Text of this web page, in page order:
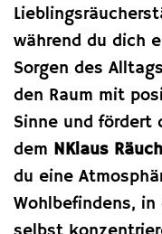
während du dich
Sorgen des
den Raum mit
Sinne und fördert
dem NKlaus
du eine
Wohlbefindens,